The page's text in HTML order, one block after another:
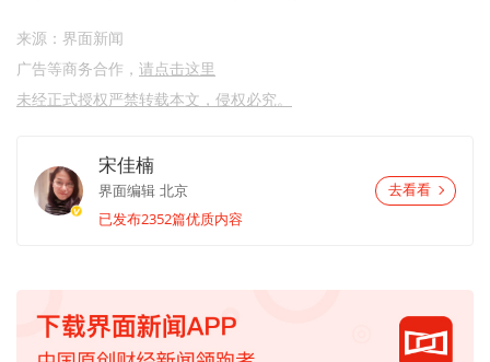
来源：界面新闻
广告等商务合作， 请点击这里
未经正式授权严禁转载本文，侵权必究。
宋佳楠
界面编辑 北京
已发布2352篇优质内容
去看看